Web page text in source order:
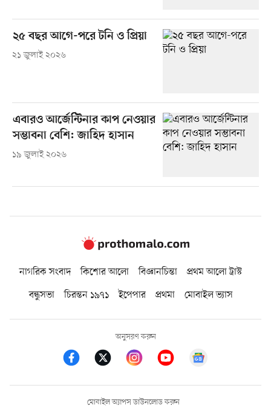
২৫ বছর আগে-পরে টনি ও প্রিয়া
২১ জুলাই ২০২৬
এবারও আর্জেন্টিনার কাপ নেওয়ার
সম্ভাবনা বেশি: জাহিদ হাসান
১৯ জুলাই ২০২৬
নাগরিক সংবাদ কিশোর আলো বিজ্ঞানচিন্তা
প্রথম আলো ট্রাস্ট
বন্ধুসভা
চিরন্তন ১৯৭১ ইপেপার প্রথমা মোবাইল ভ্যাস
অনুসরণ করুন
মোবাইল অ্যাপস ডাউনলোড করুন